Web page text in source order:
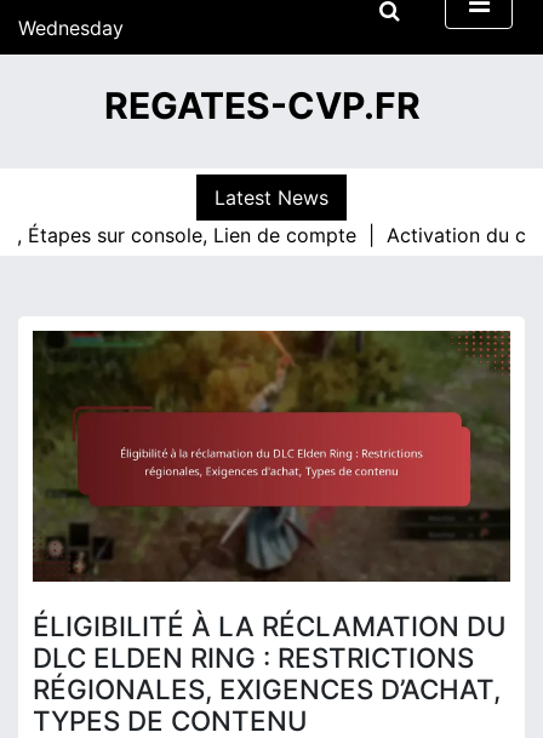
Wednesday
15/07/2026
REGATES-CVP.FR
Latest News
sur console, Lien de compte |Activation du code
ÉLIGIBILITÉ À LA RÉCLAMATION DU
DLC ELDEN RING : RESTRICTIONS
RÉGIONALES, EXIGENCES D’ACHAT,
TYPES DE CONTENU